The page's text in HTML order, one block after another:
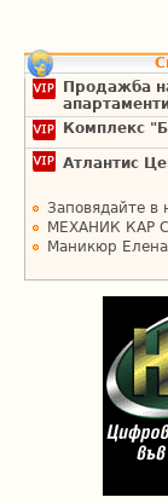
Продажба
Комплекс
Атлантис
Заповядайте в
МЕХАНИК КАР
Маникюр Елена